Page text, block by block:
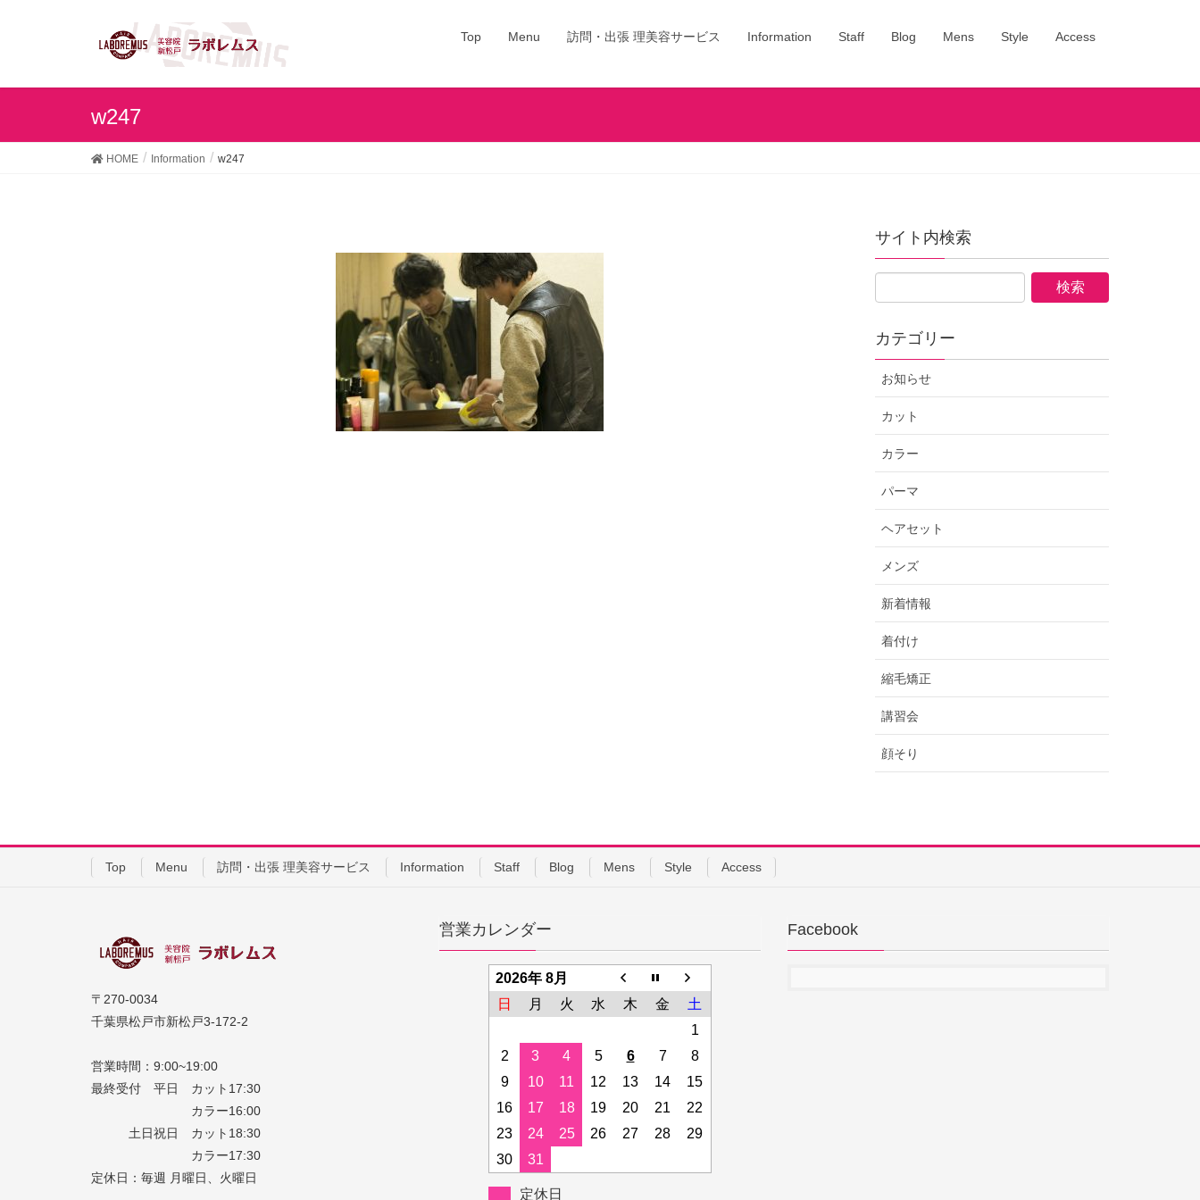
Top Menu 訪問・出張 理美容サービス Information Staff Blog Mens Style Access
w247
HOME Information w247
サイト内検索
カテゴリー
お知らせ
カット
カラー
パーマ
ヘアセット
メンズ
新着情報
着付け
縮毛矯正
講習会
顔そり
Top Menu 訪問・出張 理美容サービス Information Staff Blog Mens Style Access
〒270-0034
千葉県松戸市新松戸3-172-2
営業時間：9:00~19:00
最終受付 平日 カット17:30
カラー16:00
土日祝日 カット18:30
カラー17:30
定休日：毎週 月曜日、火曜日
営業カレンダー
2026年 8月
日
月 火 水 木 金
土
1
2
3 4 5 6 7
8
9
10 11 12 13 14
15
16
17 18 19 20 21
22
23
24 25 26 27 28
29
30
31
定休日
Facebook